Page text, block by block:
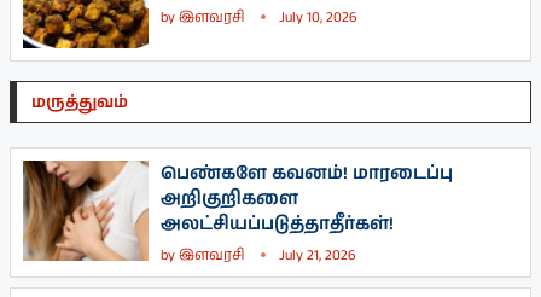
byஇளவரசி July 10, 2026
மருத்துவம்
பெண்களே கவனம்! மாரடைப்பு
அறிகுறிகளை
அலட்சியப்படுத்தாதீர்கள்!
byஇளவரசி July 21, 2026